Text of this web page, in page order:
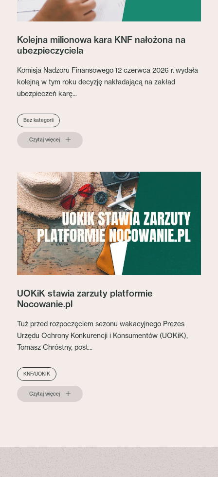
Kolejna milionowa kara KNF nałożona na
ubezpieczyciela
Komisja Nadzoru Finansowego 12 czerwca 2026 r. wydała
kolejną w tym roku decyzję nakładającą na zakład
ubezpieczeń karę...
Bez kategorii
Czytaj więcej
UOKiK stawia zarzuty platformie
Nocowanie.pl
Tuż przed rozpoczęciem sezonu wakacyjnego Prezes
Urzędu Ochrony Konkurencji i Konsumentów (UOKiK),
Tomasz Chróstny, post...
KNF/UOKIK
Czytaj więcej